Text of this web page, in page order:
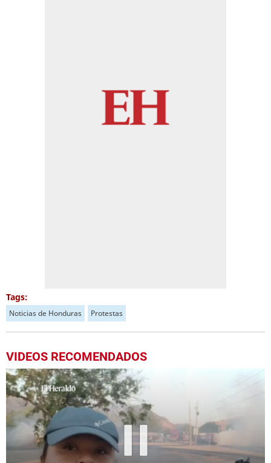
Tags:
Noticias de Honduras Protestas
VIDEOS RECOMENDADOS